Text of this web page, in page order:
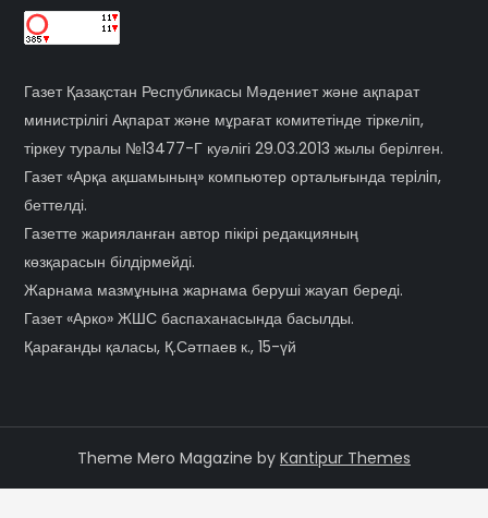
Газет Қазақстан Республикасы Мәдениет және ақпарат
министрілігі Ақпарат және мұрағат комитетінде тіркеліп,
тіркеу туралы №13477-Г куәлігі 29.03.2013 жылы берілген.
Газет «Арқа ақшамының» компьютер орталығында терiлiп,
беттелді.
Газетте жарияланған автор пікірі редакцияның
көзқарасын білдірмейді.
Жарнама мазмұнына жарнама беруші жауап береді.
Газет «Арко» ЖШС баспаханасында басылды.
Қарағанды қаласы, Қ.Сәтпаев к., 15-үй
Theme Mero Magazine by Kantipur Themes